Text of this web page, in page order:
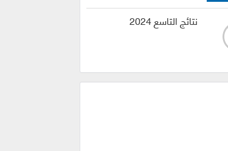
نتائج التاسع 2024